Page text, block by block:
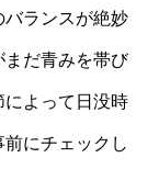
バランスが絶妙
まだ青みを帯び
よって日没時
にチェックし